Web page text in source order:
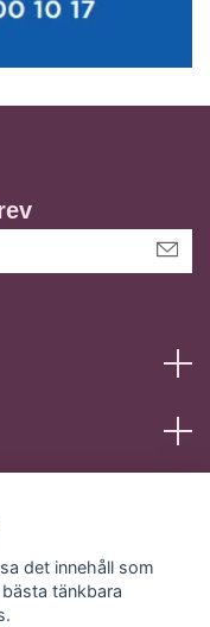
det innehåll som
tänkbara